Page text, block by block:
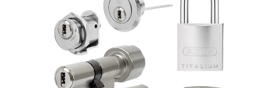
464,90 €
+